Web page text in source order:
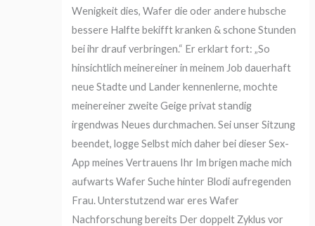
Wenigkeit dies, Wafer die oder andere hubsche
bessere Halfte bekifft kranken & schone Stunden
bei ihr drauf verbringen.“ Er erklart fort: „So
hinsichtlich meinereiner in meinem Job dauerhaft
neue Stadte und Lander kennenlerne, mochte
meinereiner zweite Geige privat standig
irgendwas Neues durchmachen. Sei unser Sitzung
beendet, logge Selbst mich daher bei dieser Sex-
App meines Vertrauens Ihr Im brigen mache mich
aufwarts Wafer Suche hinter Blodi aufregenden
Frau. Unterstutzend war eres Wafer
Nachforschung bereits Der doppelt Zyklus vor